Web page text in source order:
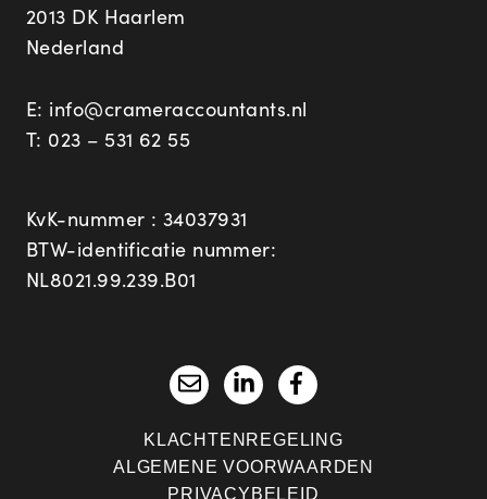
2013 DK Haarlem
Nederland
E: info@crameraccountants.nl
T: 023 – 531 62 55
KvK-nummer : 34037931
BTW-identificatie nummer:
NL8021.99.239.B01
KLACHTENREGELING
ALGEMENE VOORWAARDEN
PRIVACYBELEID